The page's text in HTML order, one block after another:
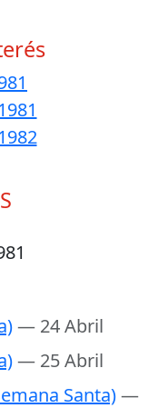
— 24 Abril
— 25 Abril
Santa)—